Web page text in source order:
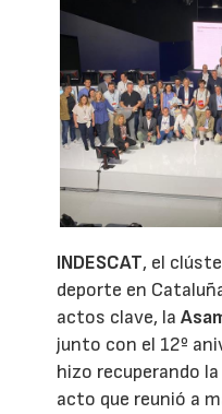
INDESCAT, el
deporte en
actos clave, la
junto con el 12º
hizo recuperando
acto que reunió a